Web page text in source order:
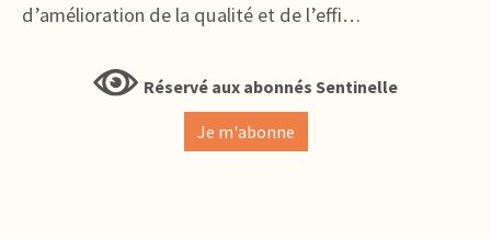
d’amélioration de la qualité et de l’effi…
Réservé aux abonnés Sentinelle
Je m'abonne